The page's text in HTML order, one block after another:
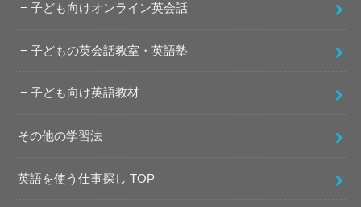
子ども向けオンライン英会話
子どもの英会話教室・英語塾
子ども向け英語教材
その他の学習法
英語を使う仕事探し TOP